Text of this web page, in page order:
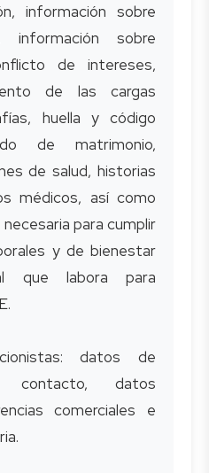
información sobre
información sobre
de intereses,
de las cargas
huella y código
de matrimonio,
de salud, historias
médicos, así como
para cumplir
y de bienestar
que labora para
datos de
contacto, datos
comerciales e